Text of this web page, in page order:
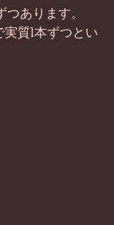
あります。
質1本ずつとい